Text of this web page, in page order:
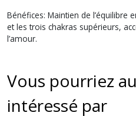
Bénéfices: Maintien de l’équilibre
et les trois chakras supérieurs,
l’amour.
Vous pourriez
intéressé par